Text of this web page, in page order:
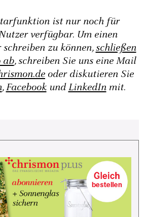
ist nur noch für
verfügbar. Um einen
zu können,schließen
ab, schreiben Sie uns eine Mail
oder diskutieren Sie
,FacebookundLinkedInmit.